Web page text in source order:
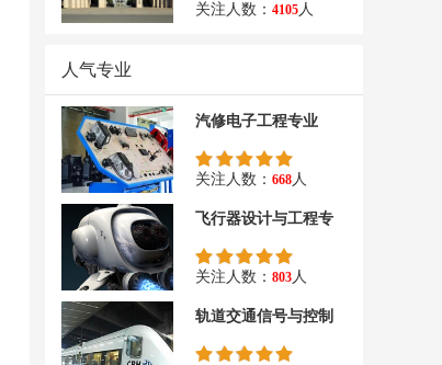
关注人数： 4105人
人气专业
汽修电子工程专业
关注人数： 668人
飞行器设计与工程专
关注人数： 803人
轨道交通信号与控制